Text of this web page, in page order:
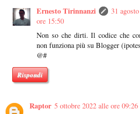
Ernesto Tirinnanzi
31
ore 15:50
Non so che dirti. Il codice che
non funziona più su Blogger
@#
Rispondi
Raptor 5 ottobre 2022 alle ore 09:26